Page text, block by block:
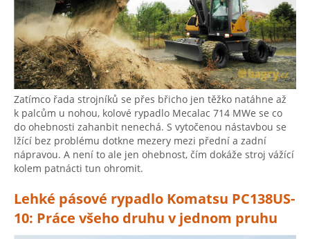
Zatímco řada strojníků se přes břicho jen těžko natáhne až
k palcům u nohou, kolové rypadlo Mecalac 714 MWe se co
do ohebnosti zahanbit nenechá. S vytočenou nástavbou se
lžící bez problému dotkne mezery mezi přední a zadní
nápravou. A není to ale jen ohebnost, čím dokáže stroj vážící
kolem patnácti tun ohromit.
Lehké pásové rypadlo Komatsu PC138US-
10: Práce všeho druhu v jednom pruhu